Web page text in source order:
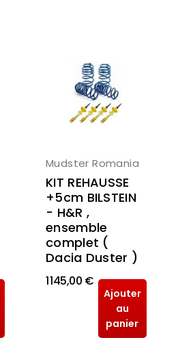
Mudster Romania
KIT REHAUSSE
+5cm BILSTEIN
- H&R ,
ensemble
complet (
Dacia Duster )
1 145,00 €
Ajouter
au
panier